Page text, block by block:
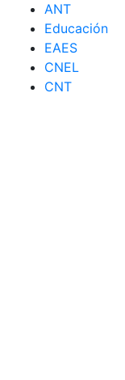
ANT
Educación
EAES
CNEL
CNT